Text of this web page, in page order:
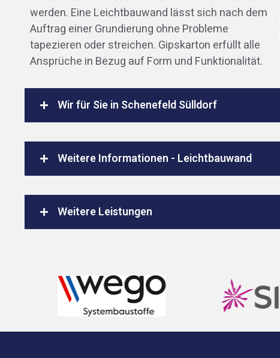
werden. Eine Leichtbauwand lässt sich nach dem
Auftrag einer Grundierung ohne Probleme
tapezieren oder streichen. Gipskarton erfüllt alle
Ansprüche in Bezug auf Form und Funktionalität.
Wir für Sie in Schenefeld Sülldorf
Weitere Informationen - Leichtbauwand
Weitere Leistungen